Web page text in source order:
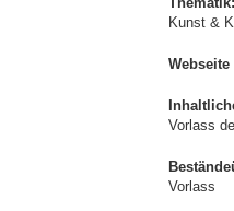
Kunst &
Vorlass
Vorlass